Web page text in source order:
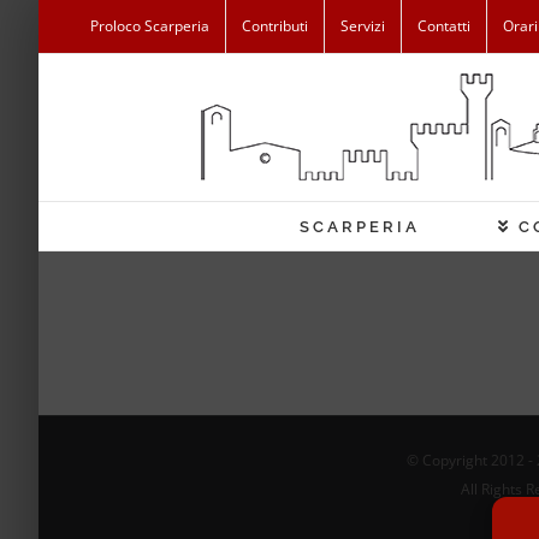
Proloco Scarperia Contributi Servizi Contatti
SCARPERIA
© Copyright 2012 -
All Rights